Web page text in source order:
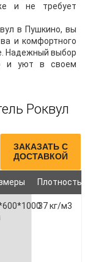
и не требует
в Пушкино, вы
и комфортного
Надежный выбор
и уют в своем
Роквул
ЗАКАЗАТЬ С
ДОСТАВКОЙ
Плотность
37 кг/м3